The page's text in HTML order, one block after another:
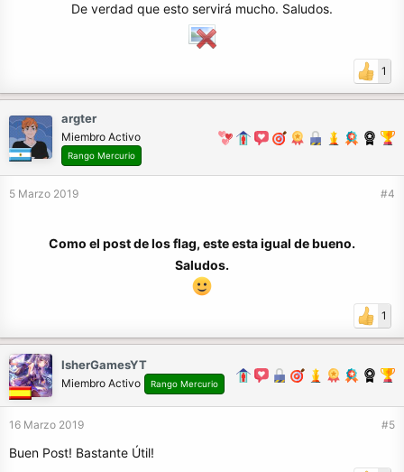
De verdad que esto servirá mucho. Saludos.
1
argter
Miembro Activo
Rango Mercurio
5 Marzo 2019 #4
Como el post de los flag, este esta igual de bueno.
Saludos.
1
IsherGamesYT
Miembro Activo Rango Mercurio
16 Marzo 2019 #5
Buen Post! Bastante Útil!